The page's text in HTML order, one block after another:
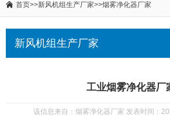
首页>>新风机组生产厂家>>烟雾净化器厂家
新风机组生产厂家
工业烟雾净化器厂
该信息来自：烟雾净化器厂家 发表时间：